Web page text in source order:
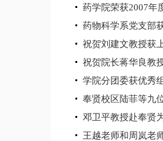
药学院荣获2007年
药物科学系党支部
祝贺刘建文教授获
祝贺院长蒋华良教
学院分团委获优秀
奉贤校区陆菲等九
邓卫平教授赴奉贤
王越老师和周岚老